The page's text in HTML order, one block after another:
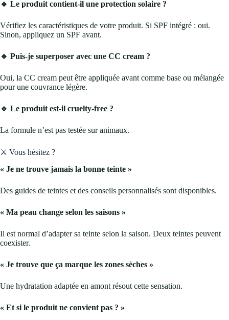
🔹 Le produit contient-il une protection solaire ?
Vérifiez les caractéristiques de votre produit. Si SPF intégré : oui.
Sinon, appliquez un SPF avant.
🔹 Puis-je superposer avec une CC cream ?
Oui, la CC cream peut être appliquée avant comme base ou mélangée
pour une couvrance légère.
🔹 Le produit est-il cruelty-free ?
La formule n’est pas testée sur animaux.
⚔️ Vous hésitez ?
« Je ne trouve jamais la bonne teinte »
Des guides de teintes et des conseils personnalisés sont disponibles.
« Ma peau change selon les saisons »
Il est normal d’adapter sa teinte selon la saison. Deux teintes peuvent
coexister.
« Je trouve que ça marque les zones sèches »
Une hydratation adaptée en amont résout cette sensation.
« Et si le produit ne convient pas ? »